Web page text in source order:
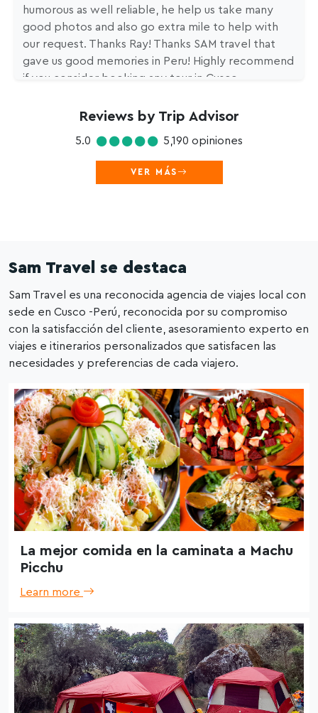
humorous as well reliable, he help us take many
good photos and also go extra mile to help with
our request. Thanks Ray! Thanks SAM travel that
gave us good memories in Peru! Highly recommend
if you consider booking any tour in Cusco.
Reviews by Trip Advisor
5.0 5,190 opiniones
VER MÁS
Sam Travel se destaca
Sam Travel es una reconocida agencia de viajes local con
sede en Cusco -Perú, reconocida por su compromiso
con la satisfacción del cliente, asesoramiento experto en
viajes e itinerarios personalizados que satisfacen las
necesidades y preferencias de cada viajero.
La mejor comida en la caminata a Machu
Picchu
Learn more